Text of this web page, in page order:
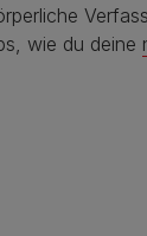
wie du deine